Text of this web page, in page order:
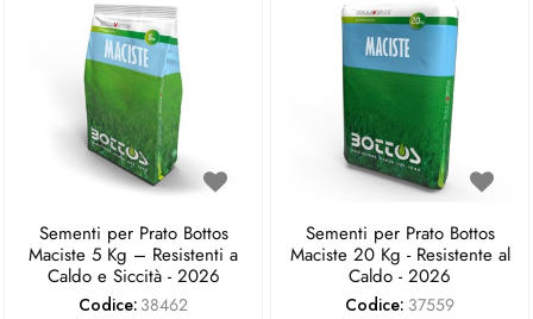
Sementi per Prato Bottos
Maciste 5 Kg – Resistenti a
Caldo e Siccità - 2026
Codice: 38462
Sementi per Prato Bottos
Maciste 20 Kg - Resistente al
Caldo - 2026
Codice: 37559